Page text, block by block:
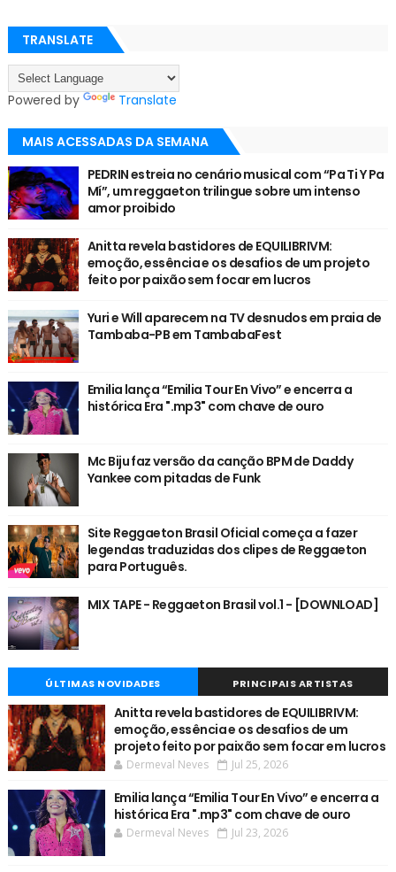
TRANSLATE
Powered by Translate
MAIS ACESSADAS DA SEMANA
PEDRIN estreia no cenário musical com “Pa Ti Y Pa
Mí”, um reggaeton trilingue sobre um intenso
amor proibido
Anitta revela bastidores de EQUILIBRIVM:
emoção, essência e os desafios de um projeto
feito por paixão sem focar em lucros
Yuri e Will aparecem na TV desnudos em praia de
Tambaba-PB em TambabaFest
Emilia lança “Emilia Tour En Vivo” e encerra a
histórica Era ".mp3" com chave de ouro
Mc Biju faz versão da canção BPM de Daddy
Yankee com pitadas de Funk
Site Reggaeton Brasil Oficial começa a fazer
legendas traduzidas dos clipes de Reggaeton
para Português.
MIX TAPE - Reggaeton Brasil vol.1 - [DOWNLOAD]
ÚLTIMAS NOVIDADES PRINCIPAIS ARTISTAS
Anitta revela bastidores de EQUILIBRIVM:
emoção, essência e os desafios de um
projeto feito por paixão sem focar em lucros
Dermeval Neves Jul 25, 2026
Emilia lança “Emilia Tour En Vivo” e encerra a
histórica Era ".mp3" com chave de ouro
Dermeval Neves Jul 23, 2026